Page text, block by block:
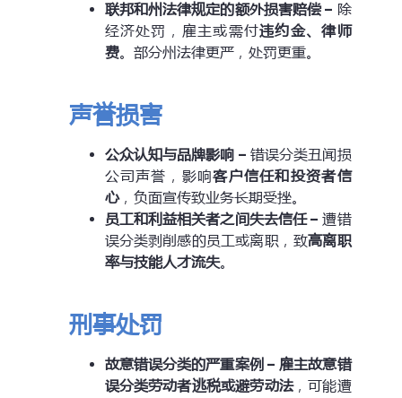
联邦和州法律规定的额外损害赔偿 – 除
经济处罚，雇主或需付违约金、律师
费。部分州法律更严，处罚更重。
声誉损害
公众认知与品牌影响 – 错误分类丑闻损
公司声誉，影响客户信任和投资者信
心，负面宣传致业务长期受挫。
员工和利益相关者之间失去信任 –遭错
误分类剥削感的员工或离职，致高离职
率与技能人才流失。
刑事处罚
故意错误分类的严重案例 –雇主故意错
误分类劳动者逃税或避劳动法，可能遭